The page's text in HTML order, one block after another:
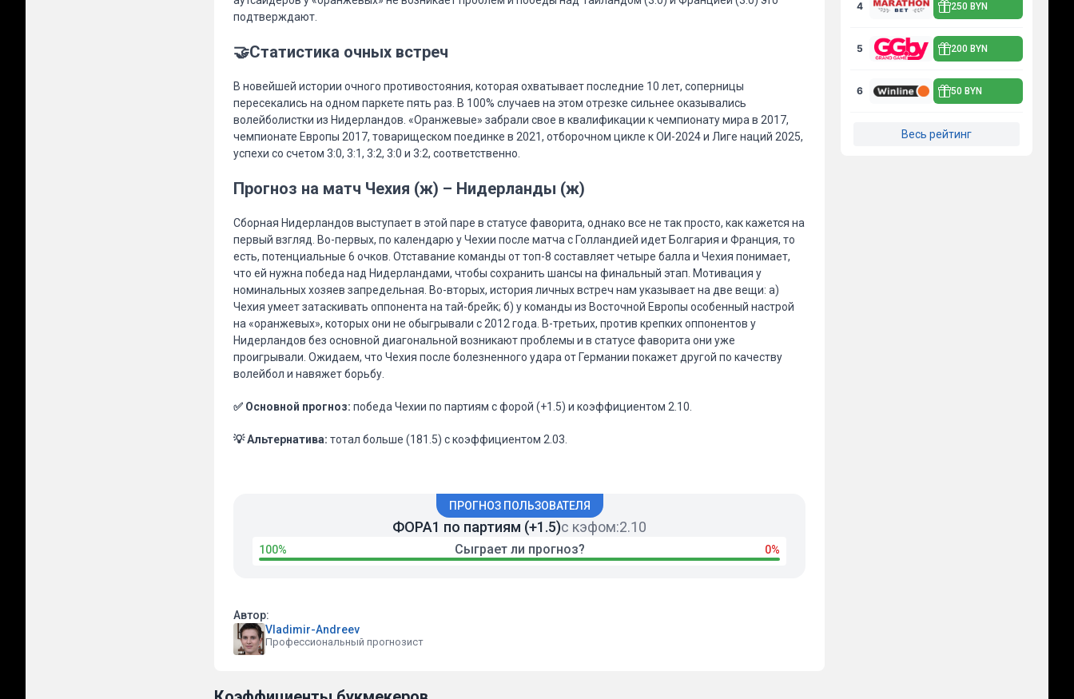
подтверждают.
🤝Статистика очных встреч
В новейшей истории очного противостояния, которая охватывает последние 10 лет, соперницы
пересекались на одном паркете пять раз. В 100% случаев на этом отрезке сильнее оказывались
волейболистки из Нидерландов. «Оранжевые» забрали свое в квалификации к чемпионату мира в 2017,
чемпионате Европы 2017, товарищеском поединке в 2021, отборочном цикле к ОИ-2024 и Лиге наций 2025,
успехи со счетом 3:0, 3:1, 3:2, 3:0 и 3:2, соответственно.
Прогноз на матч Чехия (ж) – Нидерланды (ж)
Сборная Нидерландов выступает в этой паре в статусе фаворита, однако все не так просто, как кажется на
первый взгляд. Во-первых, по календарю у Чехии после матча с Голландией идет Болгария и Франция, то
есть, потенциальные 6 очков. Отставание команды от топ-8 составляет четыре балла и Чехия понимает,
что ей нужна победа над Нидерландами, чтобы сохранить шансы на финальный этап. Мотивация у
номинальных хозяев запредельная. Во-вторых, история личных встреч нам указывает на две вещи: а)
Чехия умеет затаскивать оппонента на тай-брейк; б) у команды из Восточной Европы особенный настрой
на «оранжевых», которых они не обыгрывали с 2012 года. В-третьих, против крепких оппонентов у
Нидерландов без основной диагональной возникают проблемы и в статусе фаворита они уже
проигрывали. Ожидаем, что Чехия после болезненного удара от Германии покажет другой по качеству
волейбол и навяжет борьбу.
✅ Основной прогноз: победа Чехии по партиям с форой (+1.5) и коэффициентом 2.10.
💡 Альтернатива: тотал больше (181.5) с коэффициентом 2.03.
ПРОГНОЗ ПОЛЬЗОВАТЕЛЯ
ФОРА1 по партиям (+1.5)с кэфом:2.10
100% Сыграет ли прогноз? 0%
Автор:
Vladimir-Andreev
Профессиональный прогнозист
4 250 BYN
5 200 BYN
6 50 BYN
Весь рейтинг